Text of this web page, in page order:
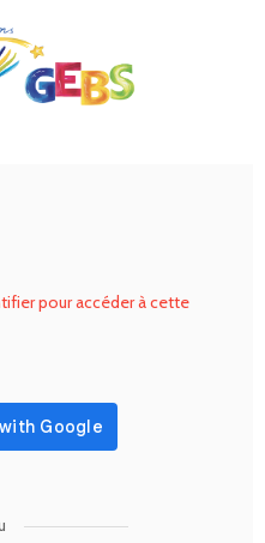
pour accéder à cette